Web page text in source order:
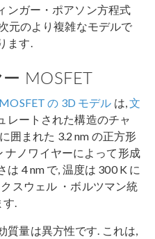
ンガー・ポアソン方程式
元のより複雑なモデルで
ます.
MOSFET
の 3D モデル は,文
レートされた構造のチャ
囲まれた 3.2 nm の正方形
ナノワイヤーによって形成
4 nm で, 温度は 300 K に
スウェル ・ボルツマン統
.
質量は異方性です. これは,